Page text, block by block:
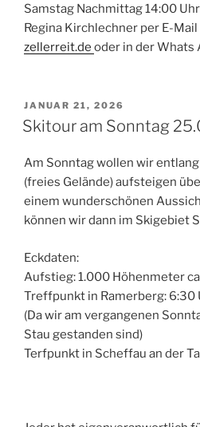
Samstag Nachmittag 14:00
Regina Kirchlechner per E-
zellerreit.de oder in der Whats
VERÖFFENTLICHT
AM
JANUAR 21, 2026
Skitour am Sonntag
Am Sonntag wollen wir
(freies Gelände) aufsteigen
einem wunderschönen
können wir dann im Skigebiet
Eckdaten:
Aufstieg: 1.000 Höhenmeter
Treffpunkt in Ramerberg: 6:30
(Da wir am vergangenen
Stau gestanden sind)
Terfpunkt in Scheffau an der